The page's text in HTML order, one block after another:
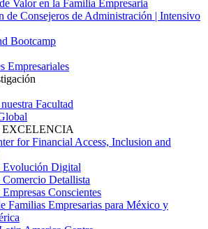
Valor en la Familia Empresaria
de Consejeros de Administración | Intensivo
Bootcamp
Empresariales
Facultad
EXCELENCIA
for Financial Access, Inclusion and
Evolución Digital
Comercio Detallista
Conscientes
Familias Empresarias para México y